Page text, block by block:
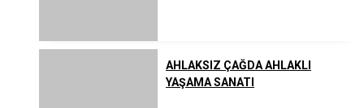
AHLAKSIZ ÇAĞDA AHLAKLI
YAŞAMA SANATI